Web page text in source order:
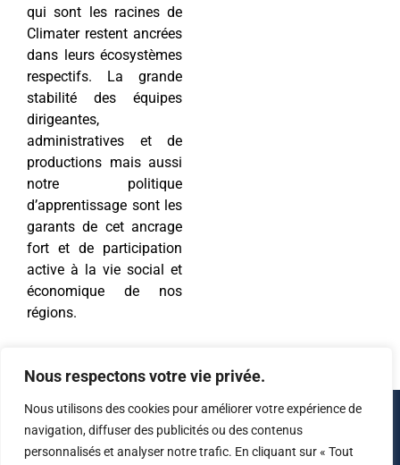
Nous respectons votre vie privée.
Nous utilisons des cookies pour améliorer votre expérience de
navigation, diffuser des publicités ou des contenus
personnalisés et analyser notre trafic. En cliquant sur « Tout
qui sont les racines de
Climater restent ancrées
dans leurs écosystèmes
respectifs. La grande
stabilité des équipes
dirigeantes,
administratives et de
productions mais aussi
notre politique
d’apprentissage sont les
garants de cet ancrage
fort et de participation
active à la vie social et
économique de nos
régions.